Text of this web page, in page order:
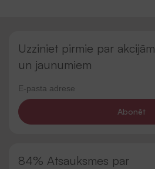
Uzziniet pirmie par akcijām
un jaunumiem
Abonēt
84% Atsauksmes par